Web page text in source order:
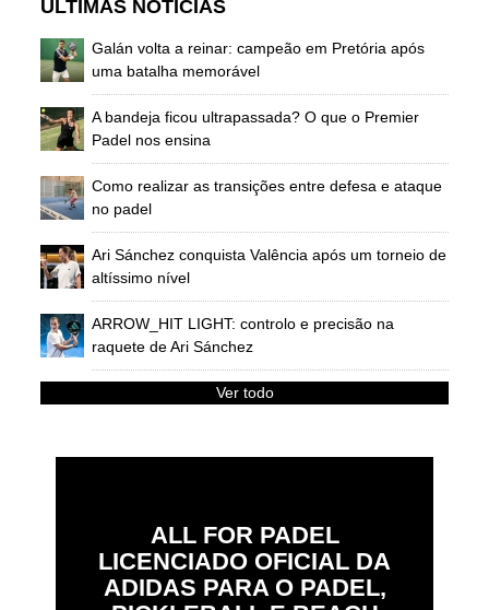
ÚLTIMAS NOTÍCIAS
Galán volta a reinar: campeão em Pretória após
uma batalha memorável
A bandeja ficou ultrapassada? O que o Premier
Padel nos ensina
Como realizar as transições entre defesa e ataque
no padel
Ari Sánchez conquista Valência após um torneio de
altíssimo nível
ARROW_HIT LIGHT: controlo e precisão na
raquete de Ari Sánchez
Ver todo
ALL FOR PADEL
LICENCIADO OFICIAL DA
ADIDAS PARA O PADEL,